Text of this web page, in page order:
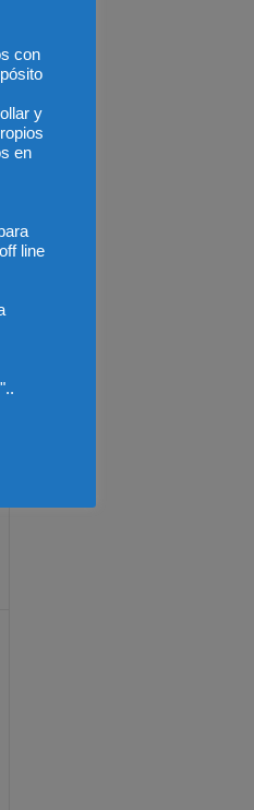
con
y
en
line